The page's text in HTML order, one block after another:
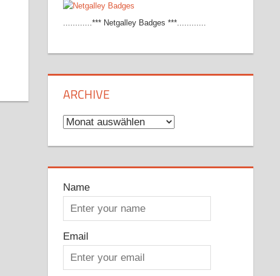
............*** Netgalley Badges ***............
ARCHIVE
Archive
Name
Email